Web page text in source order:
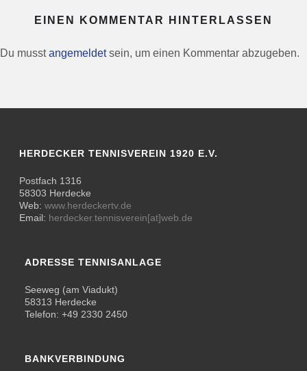
EINEN KOMMENTAR HINTERLASSEN
Du musstangemeldetsein, um einen Kommentar abzugeben.
HERDECKER TENNISVEREIN 1920 E.V.
Postfach 1316
58303 Herdecke
Web:www.herdeckertv.de
Email: herdecker.tennisverein[at]web.de
ADRESSE TENNISANLAGE
Seeweg (am Viadukt)
58313 Herdecke
Telefon: +49 2330 2450
BANKVERBINDUNG